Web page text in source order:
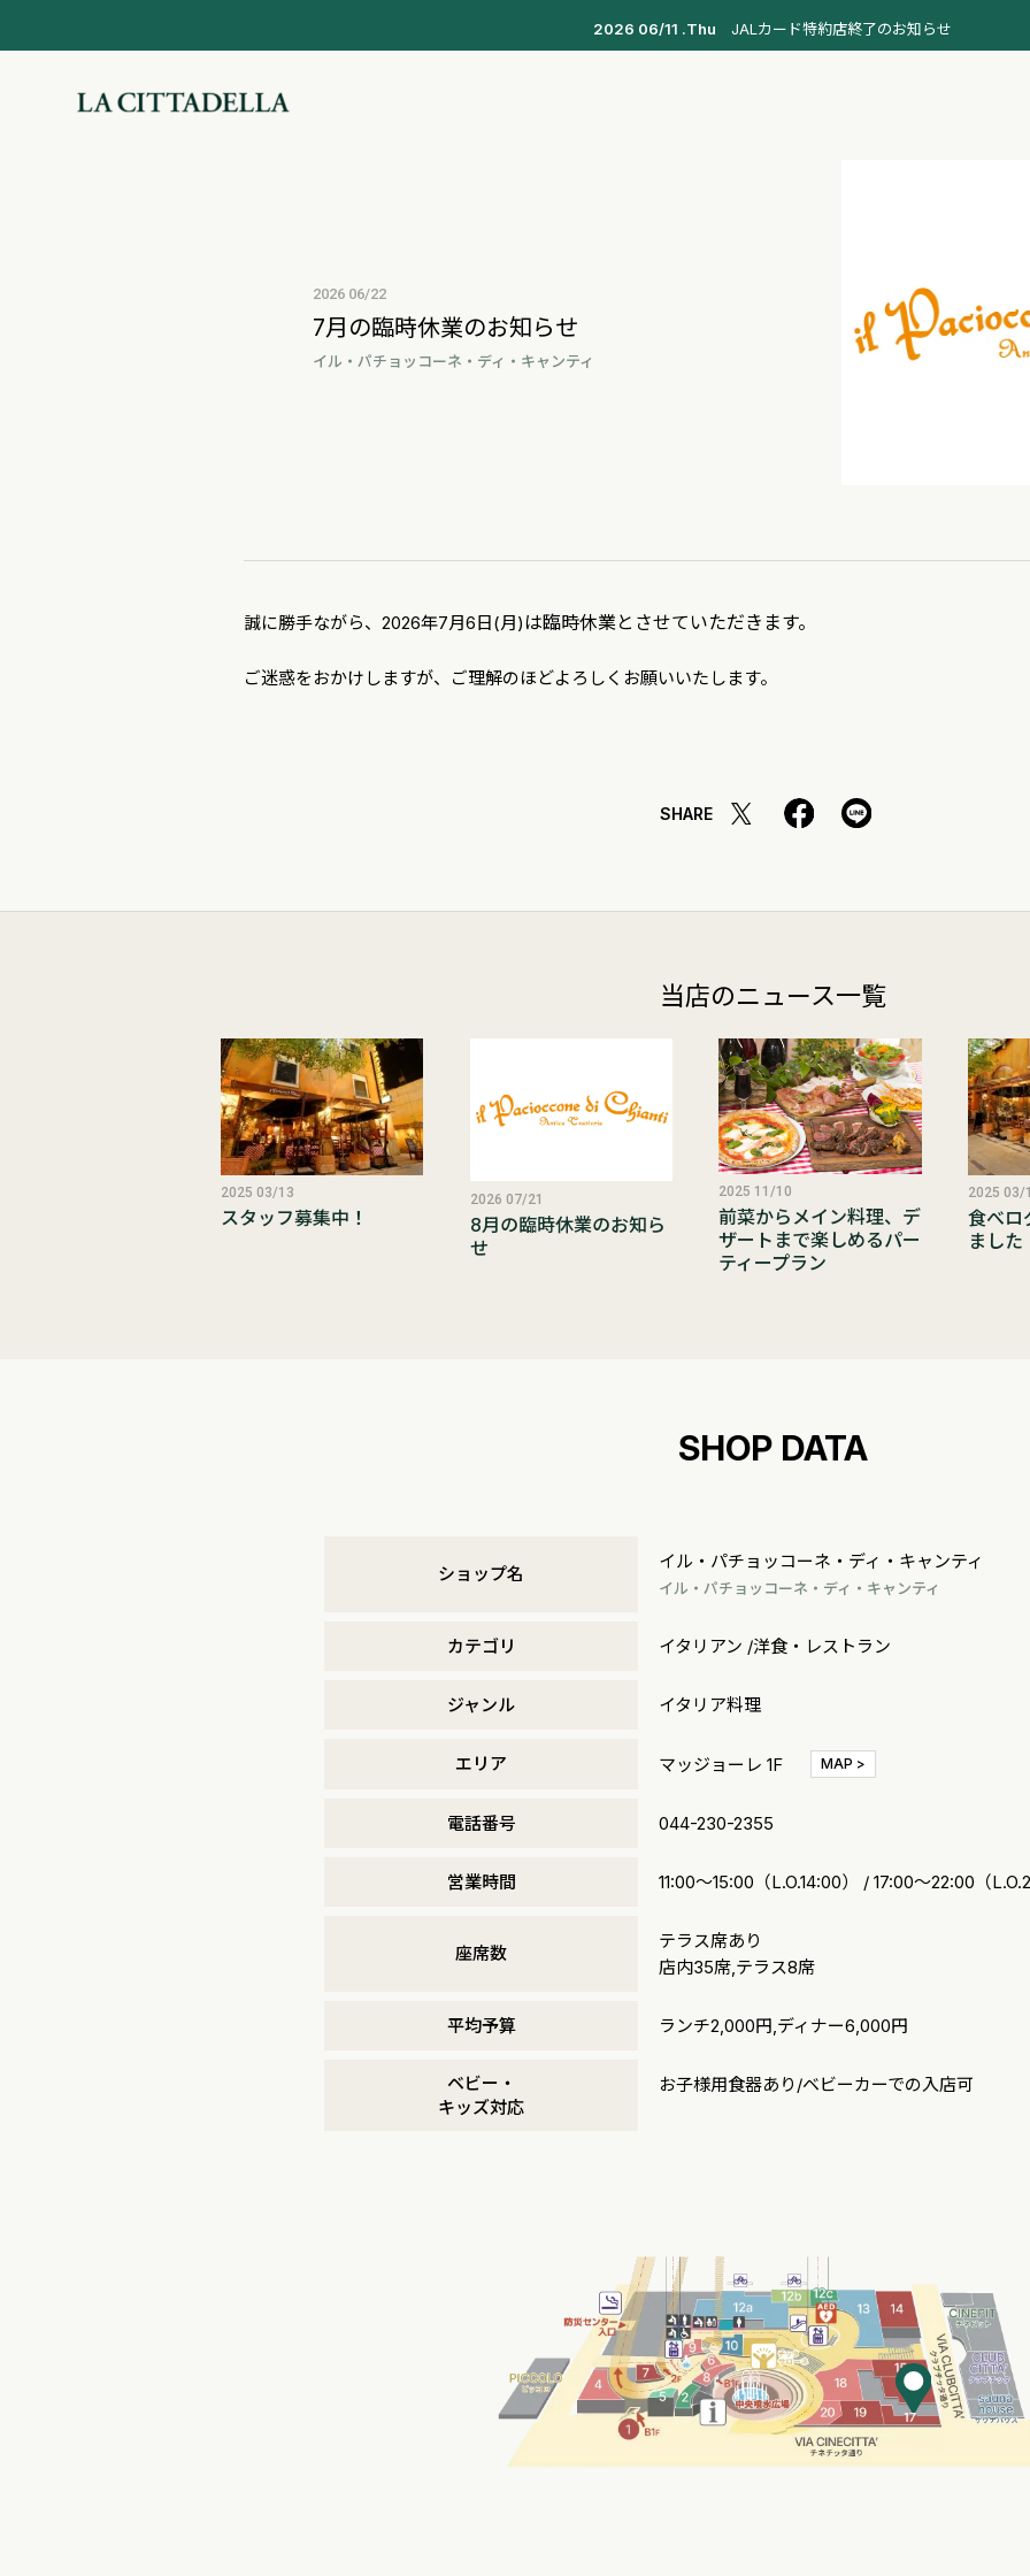
2026 06/11 .Thu JALカード特約店終了のお知らせ
2026 06/22
7月の臨時休業のお知らせ
イル・パチョッコーネ・ディ・キャンティ
誠に勝手ながら、2026年7月6日(月)は臨時休業とさせていただきます。
ご迷惑をおかけしますが、ご理解のほどよろしくお願いいたします。
SHARE
当店のニュース一覧
2025 03/13
スタッフ募集中！
2026 07/21
8月の臨時休業のお知ら
せ
2025 11/10
前菜からメイン料理、デ
ザートまで楽しめるパー
ティープラン
2025 03/
食べロ
ました
SHOP DATA
ショップ名
イル・パチョッコーネ・ディ・キャンティ
イル・パチョッコーネ・ディ・キャンティ
カテゴリ イタリアン /洋食・レストラン
ジャンル イタリア料理
エリア マッジョーレ 1F MAP >
電話番号 044-230-2355
営業時間 11:00～15:00（L.O.14:00） / 17:00～22:00（
座席数
テラス席あり
店内35席,テラス8席
平均予算 ランチ2,000円,ディナー6,000円
ベビー・
キッズ対応
お子様用食器あり/ベビーカーでの入店可